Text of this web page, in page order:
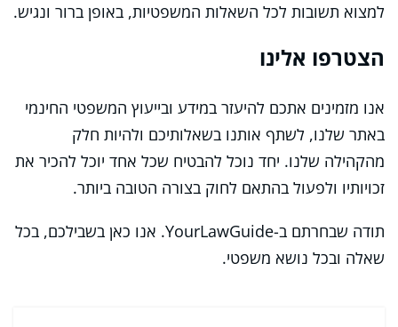
למצוא תשובות לכל השאלות המשפטיות, באופן ברור ונגיש.
הצטרפו אלינו
אנו מזמינים אתכם להיעזר במידע ובייעוץ המשפטי החינמי
באתר שלנו, לשתף אותנו בשאלותיכם ולהיות חלק
מהקהילה שלנו. יחד נוכל להבטיח שכל אחד יוכל להכיר את
זכויותיו ולפעול בהתאם לחוק בצורה הטובה ביותר.
תודה שבחרתם ב-YourLawGuide. אנו כאן בשבילכם, בכל
שאלה ובכל נושא משפטי.